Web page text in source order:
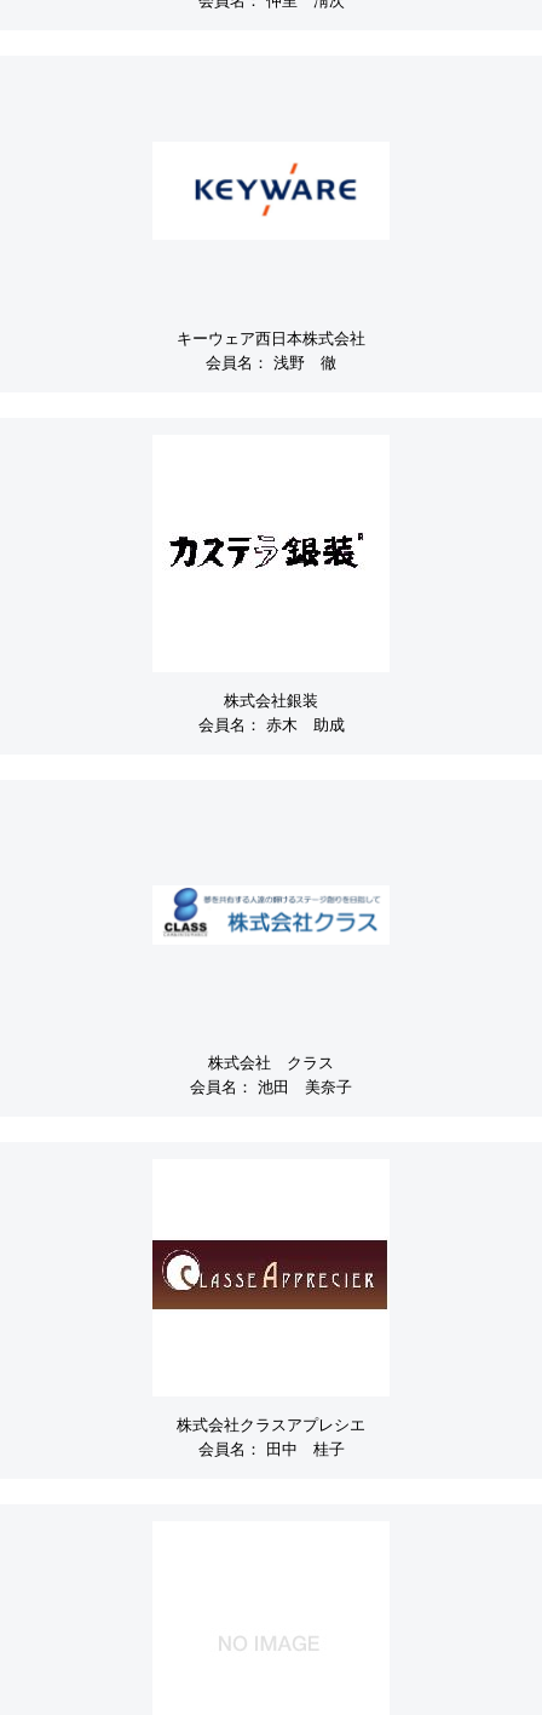
キーウェア西日本株式会社
会員名： 浅野 徹
株式会社銀装
会員名： 赤木 助成
株式会社 クラス
会員名： 池田 美奈子
株式会社クラスアプレシエ
会員名：
田中 桂子